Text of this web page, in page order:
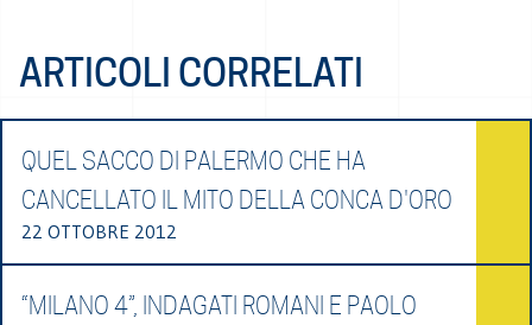
ARTICOLI CORRELATI
QUEL SACCO DI PALERMO CHE HA
CANCELLATO IL MITO DELLA CONCA D'ORO
22 OTTOBRE 2012
“MILANO 4”, INDAGATI ROMANI E PAOLO